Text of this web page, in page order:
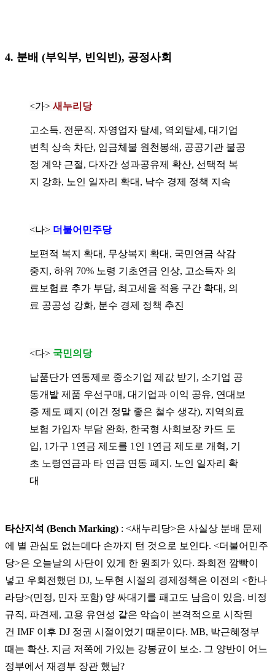
4. 분배 (부익부, 빈익빈), 공정사회
<가> 새누리당
고소득. 전문직. 자영업자 탈세, 역외탈세, 대기업
변칙 상속 차단, 임금체불 원천봉쇄, 공공기관 불공
정 계약 근절, 다자간 성과공유제 확산, 선택적 복
지 강화, 노인 일자리 확대, 낙수 경제 정책 지속
<나> 더불어민주당
보편적 복지 확대, 무상복지 확대, 국민연금 삭감
중지, 하위 70% 노령 기초연금 인상, 고소득자 의
료보험료 추가 부담, 최고세율 적용 구간 확대, 의
료 공공성 강화, 분수 경제 정책 추진
<다> 국민의당
납품단가 연동제로 중소기업 제값 받기, 소기업 공
동개발 제품 우선구매, 대기업과 이익 공유, 연대보
증 제도 폐지 (이건 정말 좋은 철수 생각), 지역의료
보험 가입자 부담 완화, 한국형 사회보장 카드 도
입, 1가구 1연금 제도를 1인 1연금 제도로 개혁, 기
초 노령연금과 타 연금 연동 폐지. 노인 일자리 확
대
타산지석 (Bench Marking) : <새누리당>은 사실상 분배 문제
에 별 관심도 없는데다 손까지 턴 것으로 보인다. <더불어민주
당>은 오늘날의 사단이 있게 한 원죄가 있다. 좌회전 깜빡이
넣고 우회전했던 DJ, 노무현 시절의 경제정책은 이전의 <한나
라당>(민정, 민자 포함) 양 싸대기를 패고도 남음이 있음. 비정
규직, 파견제, 고용 유연성 같은 악습이 본격적으로 시작된
건 IMF 이후 DJ 정권 시절이었기 때문이다. MB, 박근혜정부
때는 확산. 지금 저쪽에 가있는 강봉균이 보소. 그 양반이 어느
정부에서 재경부 장관 했남?